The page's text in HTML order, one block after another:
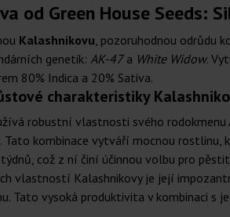
od Green House Seeds:
Kalashnikovu, pozoruhodnou odrůdu
genetik: AK-47a White Widow.
80% Indica a 20% Sativa.
charakteristiky
robustní vlastnosti svého
Tato kombinace vytváří mocnou rostlinu,
což z ní činí účinnou volbu pro
vlastností Kalashnikovy je její
Tato vysoká produktivita v kombinaci s